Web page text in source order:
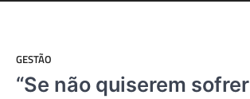
GESTÃO
“Se não quiserem sofrer